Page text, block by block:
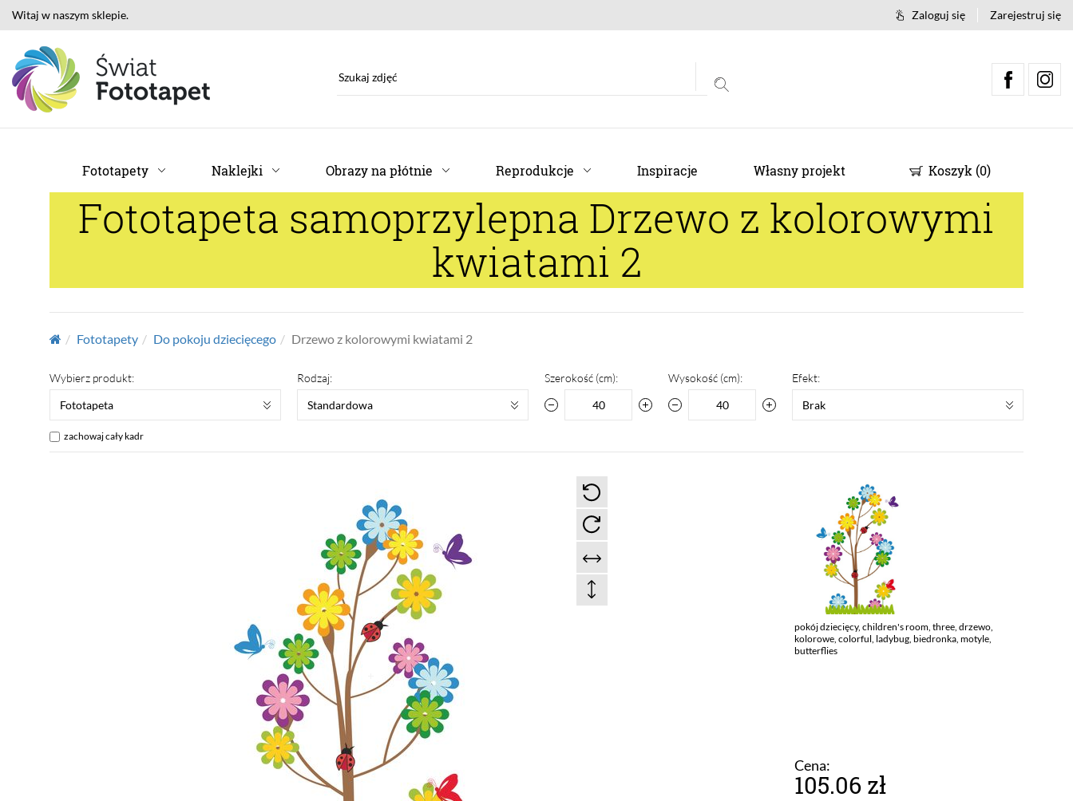
Witaj w naszym sklepie. Zaloguj się Zarejestruj się
Fototapety Naklejki Obrazy na płótnie Reprodukcje Inspiracje Własny projekt Koszyk (0)
Fototapeta samoprzylepna Drzewo z kolorowymi
kwiatami 2
Fototapety Do pokoju dziecięcego Drzewo z kolorowymi kwiatami 2
Wybierz produkt:
Fototapeta
Rodzaj:
Standardowa
Szerokość (cm): Wysokość (cm):
Efekt:
Brak
zachowaj cały kadr
pokój dziecięcy, children's room, three, drzewo,
kolorowe, colorful, ladybug, biedronka, motyle,
butterflies
Cena:
105.06 zł